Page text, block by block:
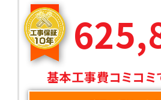
基本工事費コミコミ